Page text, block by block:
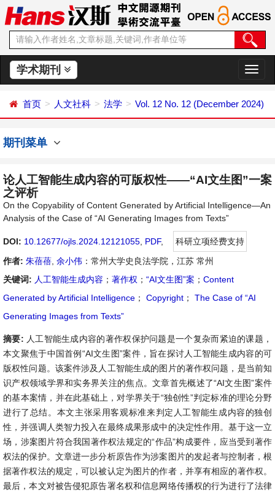
学术期刊
切
换
航
首页 人文社科 法学 Vol. 12 No. 12 (December 2024)
期刊菜单
论人工智能生成内容的可版权性——“AI文生图”一案
之评析
On the Copyability of Content Generated by Artificial Intelligence—An
Analysis of the Case of “AI Generating Images from Texts”
DOI: 10.12677/ojls.2024.12121055 PDF,
科研立项经费支持
作者: 朱蓓蓓 余小伟 ：常州大学史良法学院，江苏 常州
关键词: 人工智能生成内容 ； 著作权 ； “AI文生图”案 ； Content
Generated by Artificial Intelligence ； Copyright ；
The Case of “AI
Generating Images from Texts”
摘要: 人工智能生成内容的著作权保护问题是一个复杂而紧迫的课题，
本文聚焦于中国首例“AI文生图”案件，旨在探讨人工智能生成内容的可
版权性问题。该案件涉及人工智能生成的图片的著作权问题，是当前知
识产权领域学界和实务界关注的焦点。文章首先概述了“AI文生图”案件
的基本案情，并在此基础上，对学界关于“独创性”判定标准的理论分野
进行了总结。本文主张采用客观标准来判定人工智能生成内容的独创
性，并强调人类智力投入在最终成果形成中的决定性作用。基于这一立
场，涉案图片符合我国著作权法规定的“作品”构成要件，应当受到著作
权法的保护。文章进一步分析原告作为涉案图片的发起者与控制者，根
据著作权法的规定，可以被认定为图片的作者，并享有相应的著作权。
最后，本文对被告侵犯原告署名权和信息网络传播权的行为进行了法律